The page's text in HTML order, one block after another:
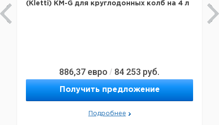
(Kletti) KM-G для круглодонных колб на 4 л
886,37 евро / 84 253 руб.
Получить предложение
Подробнее